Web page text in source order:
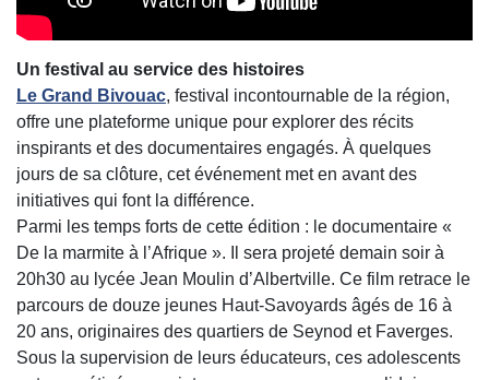
Un festival au service des histoires
Le Grand Bivouac, festival incontournable de la région,
offre une plateforme unique pour explorer des récits
inspirants et des documentaires engagés. À quelques
jours de sa clôture, cet événement met en avant des
initiatives qui font la différence.
Parmi les temps forts de cette édition : le documentaire «
De la marmite à l’Afrique ». Il sera projeté demain soir à
20h30 au lycée Jean Moulin d’Albertville. Ce film retrace le
parcours de douze jeunes Haut-Savoyards âgés de 16 à
20 ans, originaires des quartiers de Seynod et Faverges.
Sous la supervision de leurs éducateurs, ces adolescents